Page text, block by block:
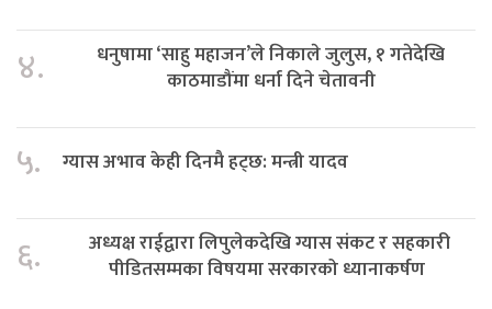
४.
धनुषामा ‘साहु महाजन’ले निकाले जुलुस, १ गतेदेखि
काठमाडौंमा धर्ना दिने चेतावनी
५. ग्यास अभाव केही दिनमै हट्छ: मन्त्री यादव
६.
अध्यक्ष राईद्वारा लिपुलेकदेखि ग्यास संकट र सहकारी
पीडितसम्मका विषयमा सरकारको ध्यानाकर्षण